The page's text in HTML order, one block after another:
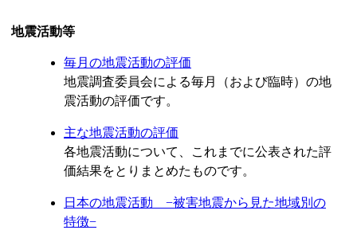
震活動等
毎月の地震活動の評価
地震調査委員会による毎月（および臨時）の地
震活動の評価です。
主な地震活動の評価
各地震活動について、これまでに公表された評
価結果をとりまとめたものです。
日本の地震活動 −被害地震から見た地域別の
特徴−